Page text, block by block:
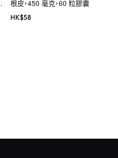
根皮，450 毫克，60 粒膠囊
HK$58